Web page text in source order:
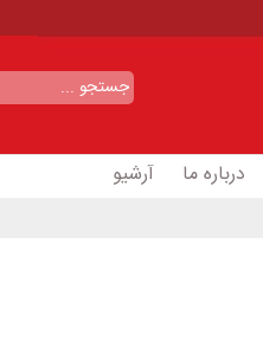
درباره ما آرشیو